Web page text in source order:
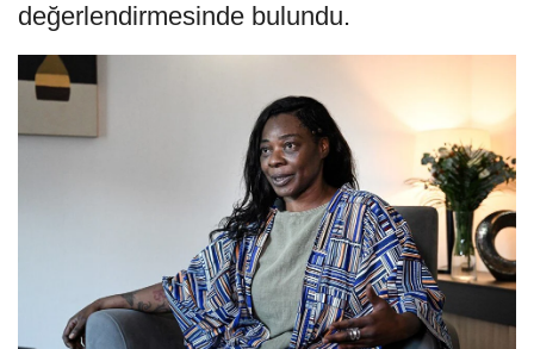
değerlendirmesinde bulundu.